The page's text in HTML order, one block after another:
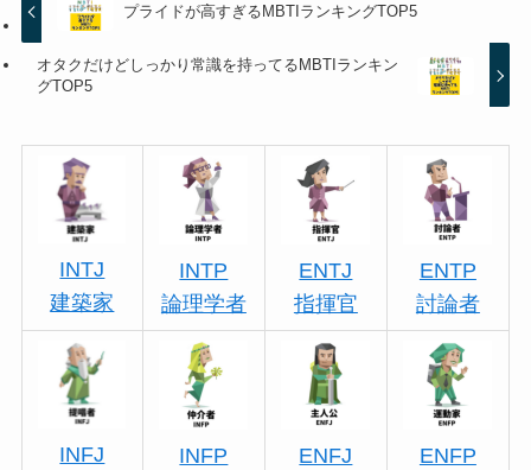
プライドが高すぎるMBTIランキングTOP5
オタクだけどしっかり常識を持ってるMBTIランキン
グTOP5
INTJ
建築家
INTP
論理学者
ENTJ
指揮官
ENTP
討論者
INFJ
INFP
ENFJ
ENFP